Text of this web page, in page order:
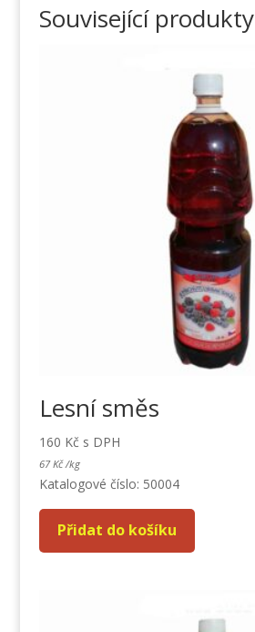
Související produkty
Lesní směs
160 Kč s DPH
67Kč /kg
Katalogové číslo: 50004
Přidat do košíku